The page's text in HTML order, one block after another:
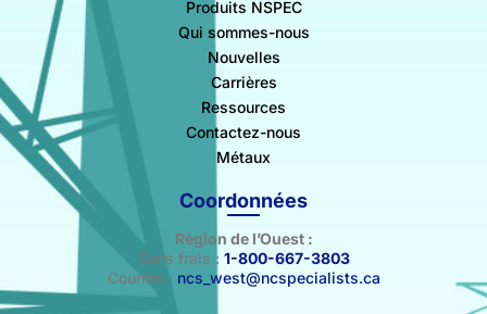
Produits NSPEC
Qui sommes-nous
Nouvelles
Carrières
Ressources
Contactez-nous
Métaux
Coordonnées
Région de l’Ouest :
Sans frais : 1-800-667-3803
Courriel : ncs_west@ncspecialists.ca